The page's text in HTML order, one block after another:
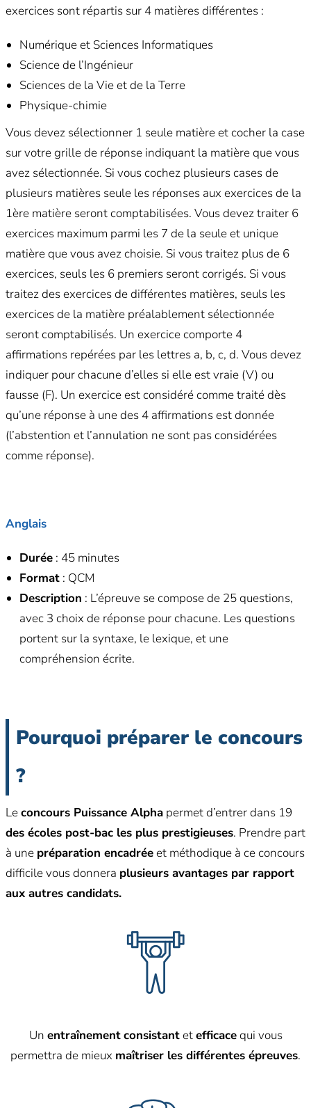
exercices sont répartis sur 4 matières différentes :
Numérique et Sciences Informatiques
Science de l’Ingénieur
Sciences de la Vie et de la Terre
Physique-chimie
Vous devez sélectionner 1 seule matière et cocher la case
sur votre grille de réponse indiquant la matière que vous
avez sélectionnée. Si vous cochez plusieurs cases de
plusieurs matières seule les réponses aux exercices de la
1ère matière seront comptabilisées. Vous devez traiter 6
exercices maximum parmi les 7 de la seule et unique
matière que vous avez choisie. Si vous traitez plus de 6
exercices, seuls les 6 premiers seront corrigés. Si vous
traitez des exercices de différentes matières, seuls les
exercices de la matière préalablement sélectionnée
seront comptabilisés. Un exercice comporte 4
affirmations repérées par les lettres a, b, c, d. Vous devez
indiquer pour chacune d’elles si elle est vraie (V) ou
fausse (F). Un exercice est considéré comme traité dès
qu’une réponse à une des 4 affirmations est donnée
(l’abstention et l’annulation ne sont pas considérées
comme réponse).
Anglais
Durée: 45 minutes
Format: QCM
Description : L’épreuve se compose de 25 questions,
avec 3 choix de réponse pour chacune. Les questions
portent sur la syntaxe, le lexique, et une
compréhension écrite.
Pourquoi préparer le concours
?
Leconcours Puissance Alphapermet d’entrer dans 19
des écoles post-bac les plus prestigieuses. Prendre part
à une préparation encadréeet méthodique à ce concours
difficile vous donnera plusieurs avantages par rapport
aux autres candidats.
Un entraînementconsistantetefficacequi vous
permettra de mieux maîtriser les différentes épreuves.